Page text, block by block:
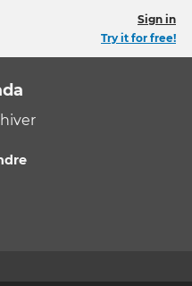
Sign in
Try it for free!